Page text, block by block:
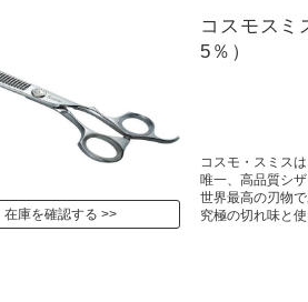
在庫を確認する
コスモス
5％）
コスモ・スミス
唯一、高品質シ
世界最高の刃物
究極の切れ味と